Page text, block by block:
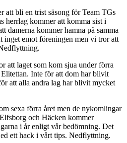
att bli en trist säsong för Team TGs
herrlag kommer att komma sist i
damerna kommer hamna på samma
inget emot föreningen men vi tror att
att laget som kom sjua under förra
Inte för att dom har blivit
att alla andra lag har blivit mycket
sexa förra året men de nykomlingar
och Häcken kommer
i år enligt vår bedömning. Det
ett hack i vårt tips. Nedflyttning.